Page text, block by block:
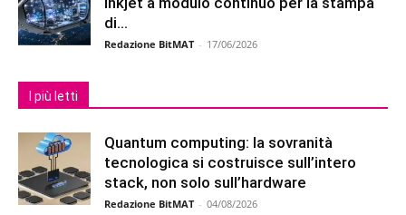
di...
Redazione BitMAT - 17/06/2026
I più letti
Quantum computing: la sovranità
tecnologica si costruisce sull’intero
stack, non solo sull’hardware
Redazione BitMAT - 04/08/2026